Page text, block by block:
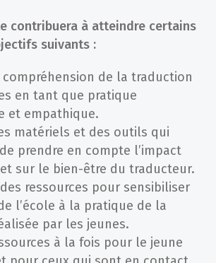
contribuera à atteindre certains
suivants :
de la traduction
en tant que pratique
et empathique.
matériels et des outils qui
prendre en compte l’impact
sur le bien-être du traducteur.
ressources pour sensibiliser
l’école à la pratique de la
par les jeunes.
à la fois pour le jeune